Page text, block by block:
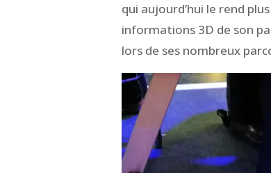
qui aujourd’hui le rend
informations 3D de son
lors de ses nombreux